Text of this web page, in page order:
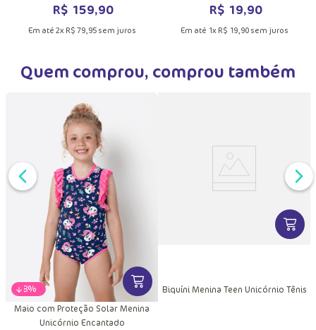
R$ 159,90
Em até 2x R$ 79,95sem juros
R$ 19,90
Em até 1x R$ 19,90sem juros
Quem comprou, comprou também
INFORMAÇÕES DO PRODUTO
-28% VER MAIS INFORMAÇÕES DO
Maio com Proteção Solar Menina
Unicórnio Encantado
VER
Biquíni Menina Teen Unicórnio Tênis